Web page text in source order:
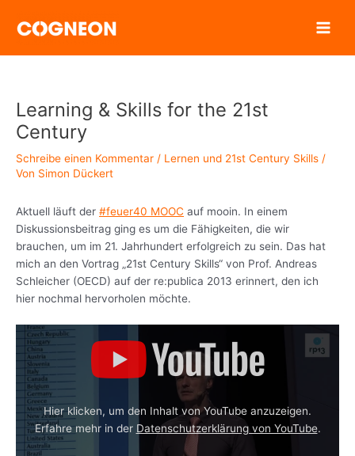
Inhalt
Learning & Skills for the 21st
Century
Schreibe einen Kommentar / Lernen und 21st Century Skills /
Von Simon Dückert
Aktuell läuft der #feuer40 MOOC auf mooin. In einem
Diskussionsbeitrag ging es um die Fähigkeiten, die wir
brauchen, um im 21. Jahrhundert erfolgreich zu sein. Das hat
mich an den Vortrag „21st Century Skills“ von Prof. Andreas
Schleicher (OECD) auf der re:publica 2013 erinnert, den ich
hier nochmal hervorholen möchte.
„re:publica 2013: 21st Century Skills – Keynote: Andreas
Schleicher“ von YouTube anzeigen
Hier klicken, um den Inhalt von YouTube anzuzeigen.
Erfahre mehr in der Datenschutzerklärung von YouTube.